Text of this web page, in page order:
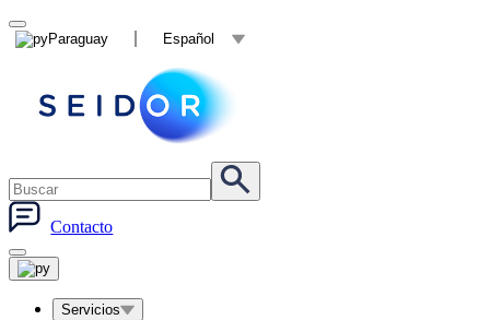
Paraguay Español
Contacto
Servicios